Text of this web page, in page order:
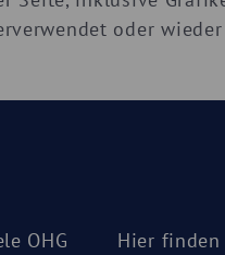
oder
OHG
Hier finden